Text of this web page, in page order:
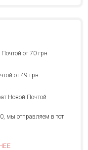
от 70 грн
от 49 грн.
Новой Почтой
мы отправляем в тот